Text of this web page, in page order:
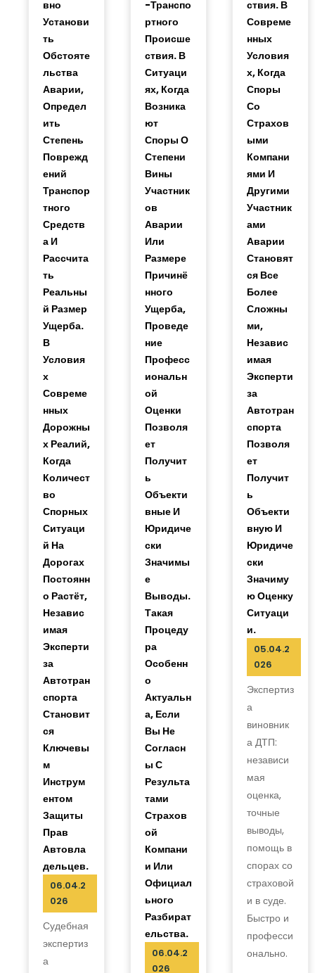
Вно
Установи
Ть
Обстояте
Льства
Аварии,
Определ
Ить
Степень
Поврежд
Ений
Транспор
Тного
Средств
А И
Рассчита
Ть
Реальны
Й Размер
Ущерба.
В
Условия
Х
Совреме
Нных
Дорожны
Х Реалий,
Когда
Количест
Во
Спорных
Ситуаци
Й На
Дорогах
Постоянн
О Растёт,
Независ
Имая
Эксперти
За
Автотран
Спорта
Становит
Ся
Ключевы
М
Инструм
Ентом
Защиты
Прав
Автовла
Дельцев.
06.04.2
026
Судебная
экспертиз
а
-транспо
Ртного
Происше
Ствия. В
Ситуаци
Ях, Когда
Возника
Ют
Споры О
Степени
Вины
Участник
Ов
Аварии
Или
Размере
Причинё
Нного
Ущерба,
Проведе
Ние
Професс
Иональн
Ой
Оценки
Позволя
Ет
Получит
Ь
Объекти
Вные И
Юридиче
Ски
Значимы
Е
Выводы.
Такая
Процеду
Ра
Особенн
О
Актуальн
А, Если
Вы Не
Согласн
Ы С
Результа
Тами
Страхов
Ой
Компани
И Или
Официал
Ьного
Разбират
Ельства.
06.04.2
026
Ствия. В
Совреме
Нных
Условия
Х, Когда
Споры
Со
Страхов
Ыми
Компани
Ями И
Другими
Участник
Ами
Аварии
Становят
Ся Все
Более
Сложны
Ми,
Независ
Имая
Эксперти
За
Автотран
Спорта
Позволя
Ет
Получит
Ь
Объекти
Вную И
Юридиче
Ски
Значиму
Ю Оценку
Ситуаци
И.
05.04.2
026
Экспертиз
а
виновник
а ДТП:
независи
мая
оценка,
точные
выводы,
помощь в
спорах со
страховой
и в суде.
Быстро и
професси
онально.